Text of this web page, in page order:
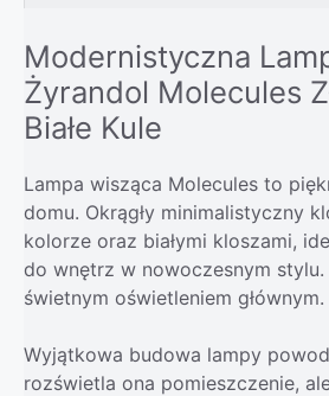
Modernistyczna
Żyrandol Molecules
Białe Kule
Lampa wisząca Molecules to
domu. Okrągły minimalistyczny
kolorze oraz białymi kloszami,
do wnętrz w nowoczesnym
świetnym oświetleniem głównym.
Wyjątkowa budowa lampy
rozświetla ona pomieszczenie,